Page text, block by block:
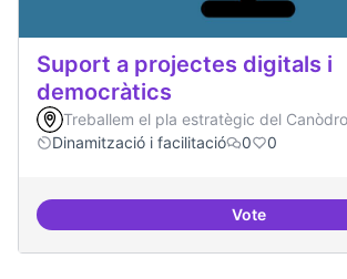
Suport a projectes digitals i
democràtics
Treballem el pla estratègic del
Dinamització i facilitació
0 0
VoteSuport a